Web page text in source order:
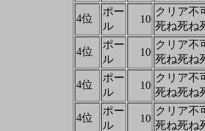
4位
ポー
ル
10
クリア不
死ね死ね
4位
ポー
ル
10
クリア不
死ね死ね
4位
ポー
ル
10
クリア不
死ね死ね
4位
ポー
ル
10
クリア不
死ね死ね